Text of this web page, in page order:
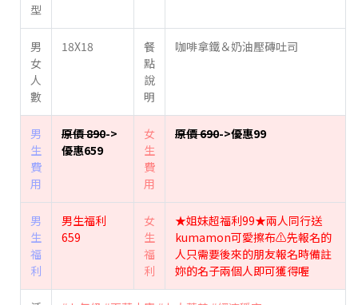
型
男
女
人
數
18X18
餐
點
說
明
咖啡拿鐵＆奶油壓磚吐司
男
生
費
用
原價 890->
優惠659
女
生
費
用
原價 690->優惠99
男
生
福
利
男生福利
659
女
生
福
利
★姐妹超福利99★兩人同行送
kumamon可愛擦布⚠️先報名的
人只需要後來的朋友報名時備註
妳的名子兩個人即可獲得喔